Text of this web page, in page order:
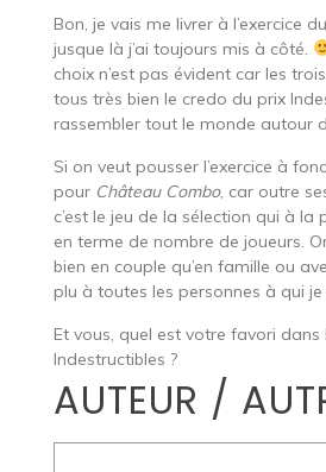
Bon, je vais me livrer à l’exercice
jusque là j’ai toujours mis à côté.
choix n’est pas évident car les
tous très bien le credo du prix
rassembler tout le monde autour
Si on veut pousser l’exercice à
pour Château Combo, car outre
c’est le jeu de la sélection qui à la
en terme de nombre de joueurs.
bien en couple qu’en famille ou
plu à toutes les personnes à qui je
Et vous, quel est votre favori
Indestructibles ?
AUTEUR /